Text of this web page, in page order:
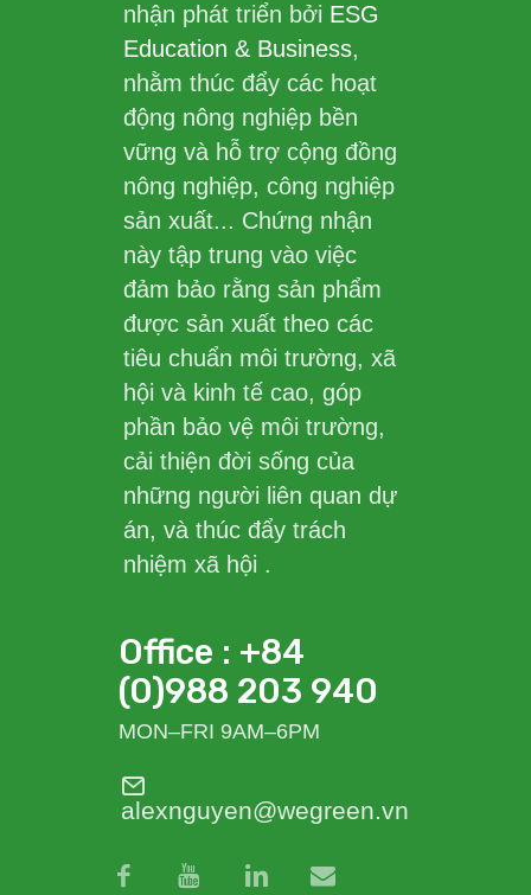
nhận phát triển bởi ESG
Education & Business,
nhằm thúc đẩy các hoạt
động nông nghiệp bền
vững và hỗ trợ cộng đồng
nông nghiệp, công nghiệp
sản xuất... Chứng nhận
này tập trung vào việc
đảm bảo rằng sản phẩm
được sản xuất theo các
tiêu chuẩn môi trường, xã
hội và kinh tế cao, góp
phần bảo vệ môi trường,
cải thiện đời sống của
những người liên quan dự
án, và thúc đẩy trách
nhiệm xã hội .
Office : +84
(0)988 203 940
MON–FRI 9AM–6PM
alexnguyen@wegreen.vn